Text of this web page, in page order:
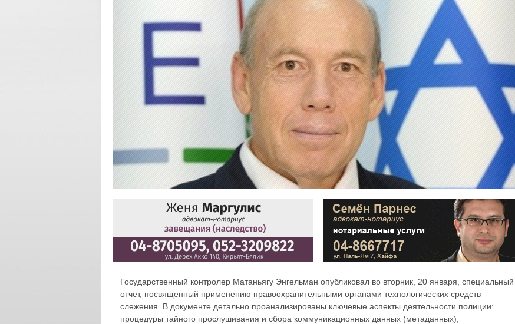
Государственный контролер Матаньягу Энгельман опубликовал во вторник, 20 января, специальный
отчет, посвященный применению правоохранительными органами технологических средств
слежения. В документе детально проанализированы ключевые аспекты деятельности полиции:
процедуры тайного прослушивания и сбора коммуникационных данных (метаданных);